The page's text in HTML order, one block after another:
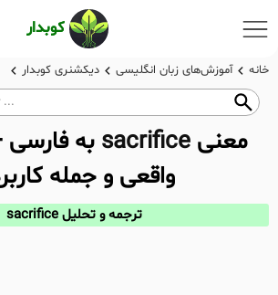
کوبدار
خانه آموزش‌های زبان انگلیسی دیکشنری کوبدار
معنیsacrifice به
واقعی و جمله
ترجمه و تحلیل sacrifice